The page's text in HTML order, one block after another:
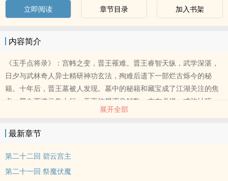
立即阅读 章节目录 加入书架
内容简介
《玉手点将录》：宫帏之变，晋王罹难。晋王睿智天纵，武学深湛，
日夕与武林奇人异士精研神功玄法，殉难后遗下一部烂古烁今的秘
籍。十年后，晋王墓被人发现。墓中的秘籍和藏宝成了江湖关注的焦
点。黑白两道云集太行，无不施展浑身解数，志在必得。或施计巧
取，或恃力强夺。一时间，太行山战云密布。墓里墓外处处是陷阱，
展开全部
最新章节
第二十二回 碧云宫主
第二十一回 祭魔伏魔